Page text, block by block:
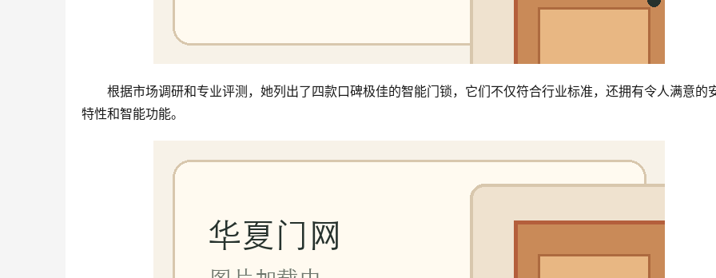
根据市场调研和专业评测，她列出了四款口碑极佳的智能门锁，它们不仅符合行业标准，还拥有令人满意的
特性和智能功能。